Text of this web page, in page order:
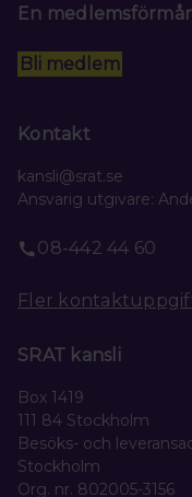
En
Bli medlem
Kontakt
kansli@srat.se
Ansvarig utgivare:
08-442 44 60
Fler
SRAT kansli
Box 1419
111 84 Stockholm
Besöks- och
Stockholm
Org. nr. 802005-3156